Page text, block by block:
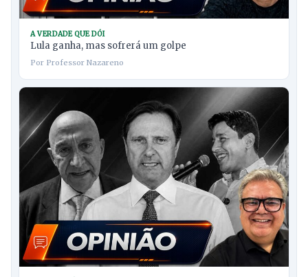
A VERDADE QUE DÓI
Lula ganha, mas sofrerá um golpe
Por Professor Nazareno